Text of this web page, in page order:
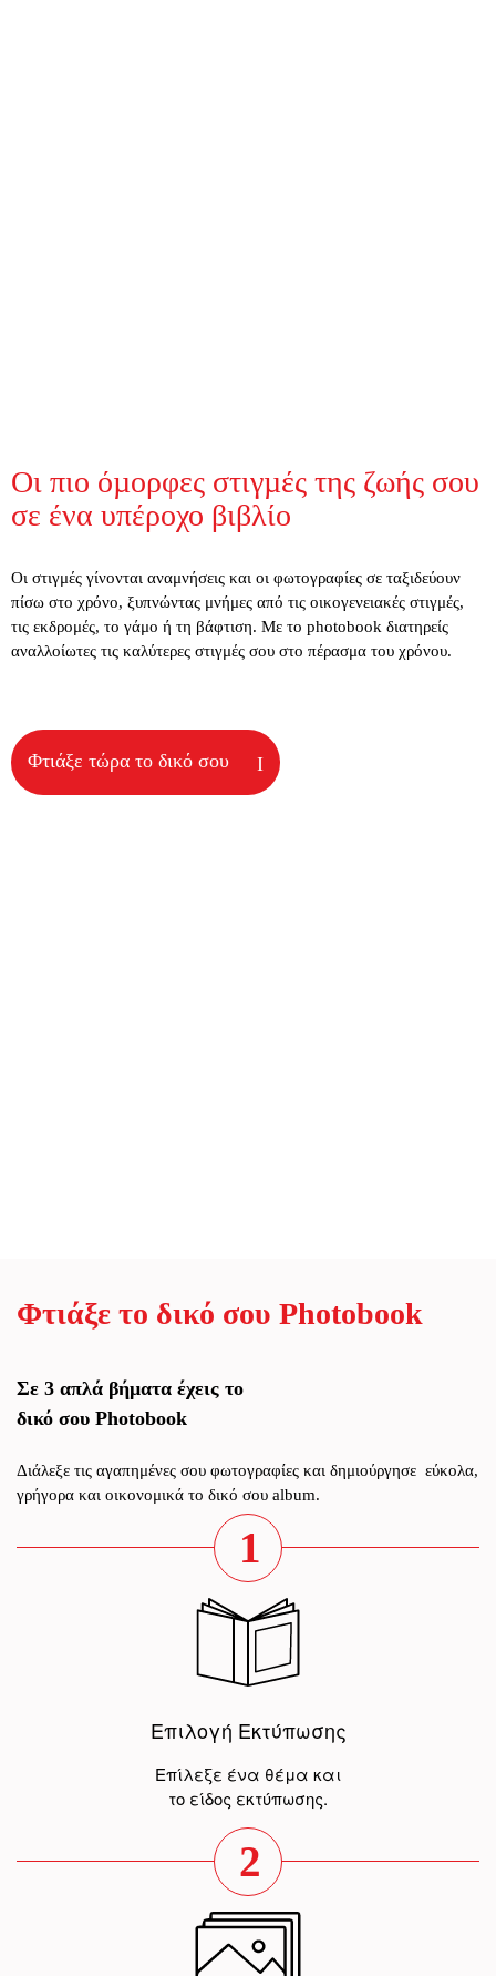
Οι πιο όµορφες στιγµές της ζωής σου
σε ένα υπέροχο βιβλίο
Οι στιγμές γίνονται αναμνήσεις και οι φωτογραφίες σε ταξιδεύουν
πίσω στο χρόνο, ξυπνώντας μνήμες από τις οικογενειακές στιγμές,
τις εκδρομές, το γάμο ή τη βάφτιση. Με το photobook διατηρείς
αναλλοίωτες τις καλύτερες στιγμές σου στο πέρασμα του χρόνου.
Φτιάξε τώρα το δικό σου
Φτιάξε το δικό σου Photobook
Σε 3 απλά βήματα έχεις το
δικό σου Photobook
Διάλεξε τις αγαπημένες σου φωτογραφίες και δημιούργησε εύκολα,
γρήγορα και οικονομικά το δικό σου album.
1
Επιλογή Εκτύπωσης
Επίλεξε ένα θέμα και
το είδος εκτύπωσης.
2